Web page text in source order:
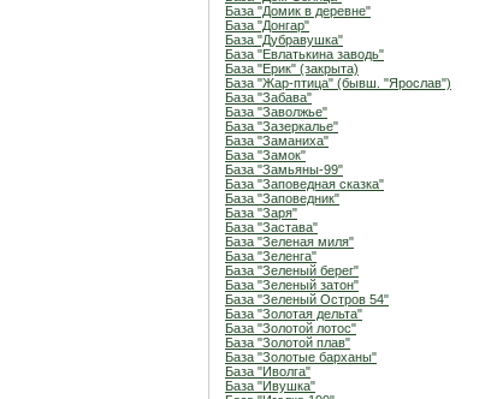
База "Домик в деревне"
База "Донгар"
База "Дубравушка"
База "Евлатькина заводь"
База "Ерик" (закрыта)
База "Жар-птица" (бывш. "Ярослав")
База "Забава"
База "Заволжье"
База "Зазеркалье"
База "Заманиха"
База "Замок"
База "Замьяны-99"
База "Заповедная сказка"
База "Заповедник"
База "Заря"
База "Застава"
База "Зеленая миля"
База "Зеленга"
База "Зеленый берег"
База "Зеленый затон"
База "Зеленый Остров 54"
База "Золотая дельта"
База "Золотой лотос"
База "Золотой плав"
База "Золотые барханы"
База "Иволга"
База "Ивушка"